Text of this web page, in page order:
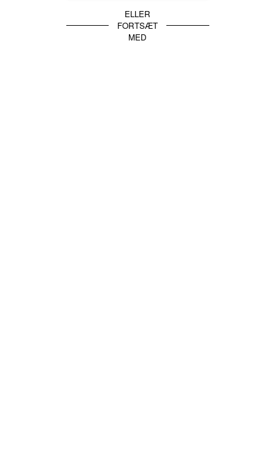
ELLER
FORTSÆT
MED